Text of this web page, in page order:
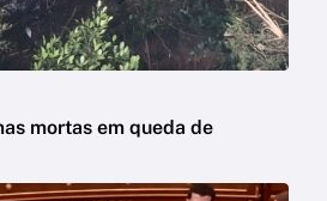
mortas em queda de